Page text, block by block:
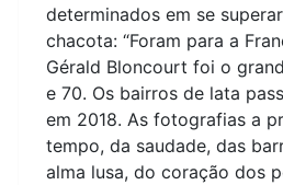
determinados em se
chacota: “Foram para a
Gérald Bloncourt foi o
e 70. Os bairros de lata
em 2018. As fotografias a
tempo, da saudade, das
alma lusa, do coração dos